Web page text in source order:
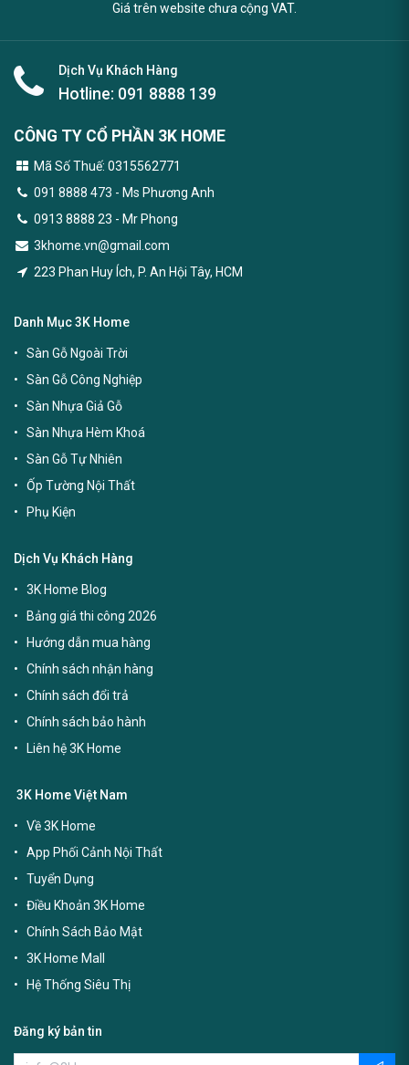
Giá trên website chưa cộng VAT.
Dịch Vụ Khách Hàng
Hotline: 091 8888 139
CÔNG TY CỔ PHẦN 3K HOME
Mã Số Thuế: 0315562771
091 8888 473 - Ms Phương Anh
0913 8888 23 - Mr Phong
3khome.vn@gmail.com
223 Phan Huy Ích, P. An Hội Tây, HCM
Danh Mục 3K Home
Sàn Gỗ Ngoài Trời
Sàn Gỗ Công Nghiệp
Sàn Nhựa Giả Gỗ
Sàn Nhựa Hèm Khoá
Sàn Gỗ Tự Nhiên
Ốp Tường Nội Thất
Phụ Kiện
Dịch Vụ Khách Hàng
3K Home Blog
Bảng giá thi công 2026
Hướng dẫn mua hàng
Chính sách nhận hàng
Chính sách đổi trả
Chính sách bảo hành
Liên hệ 3K Home
3K Home Việt Nam
Về 3K Home
App Phối Cảnh Nội Thất
Tuyển Dụng
Điều Khoản 3K Home
Chính Sách Bảo Mật
3K Home Mall
Hệ Thống Siêu Thị
Đăng ký bản tin